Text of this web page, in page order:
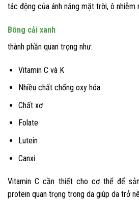
tác động của ánh nắng mặt trời, ô
Bông cải xanh
thành phần quan trọng như:
Vitamin C và K
Nhiều chất chống oxy hóa
Chất xơ
Folate
Lutein
Canxi
Vitamin C cần thiết cho cơ thể để
protein quan trọng trong da giúp da trở